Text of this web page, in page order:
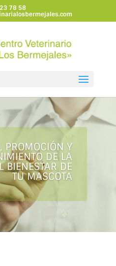
78 58
PROMOCIÓN Y
DE LA
BIENESTAR DE
TU MASCOTA